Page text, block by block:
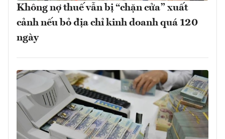
Không nợ thuế vẫn bị “chặn cửa” xuất
cảnh nếu bỏ địa chỉ kinh doanh quá 120
ngày